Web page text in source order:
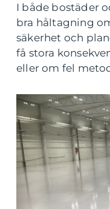
I både bostäder
bra håltagning
säkerhet och
få stora
eller om fel